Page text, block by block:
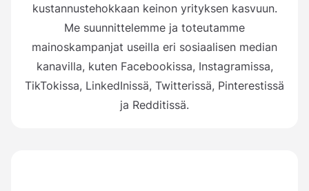
kustannustehokkaan keinon yrityksen kasvuun.
Me suunnittelemme ja toteutamme
mainoskampanjat useilla eri sosiaalisen median
kanavilla, kuten Facebookissa, Instagramissa,
TikTokissa, LinkedInissä, Twitterissä, Pinterestissä
ja Redditissä.